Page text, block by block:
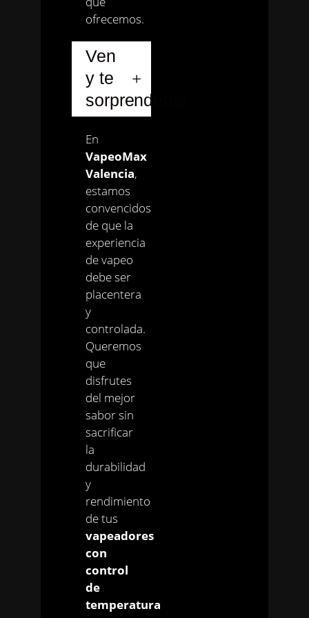
ofrecemos.
Ven
y te
sorprenderás
En
VapeoMax
Valencia,
estamos
convencidos
de que la
experiencia
de vapeo
debe ser
placentera
y
controlada.
Queremos
que
disfrutes
del mejor
sabor sin
sacrificar
la
durabilidad
y
rendimiento
de tus
vapeadores
con
control
de
temperatura